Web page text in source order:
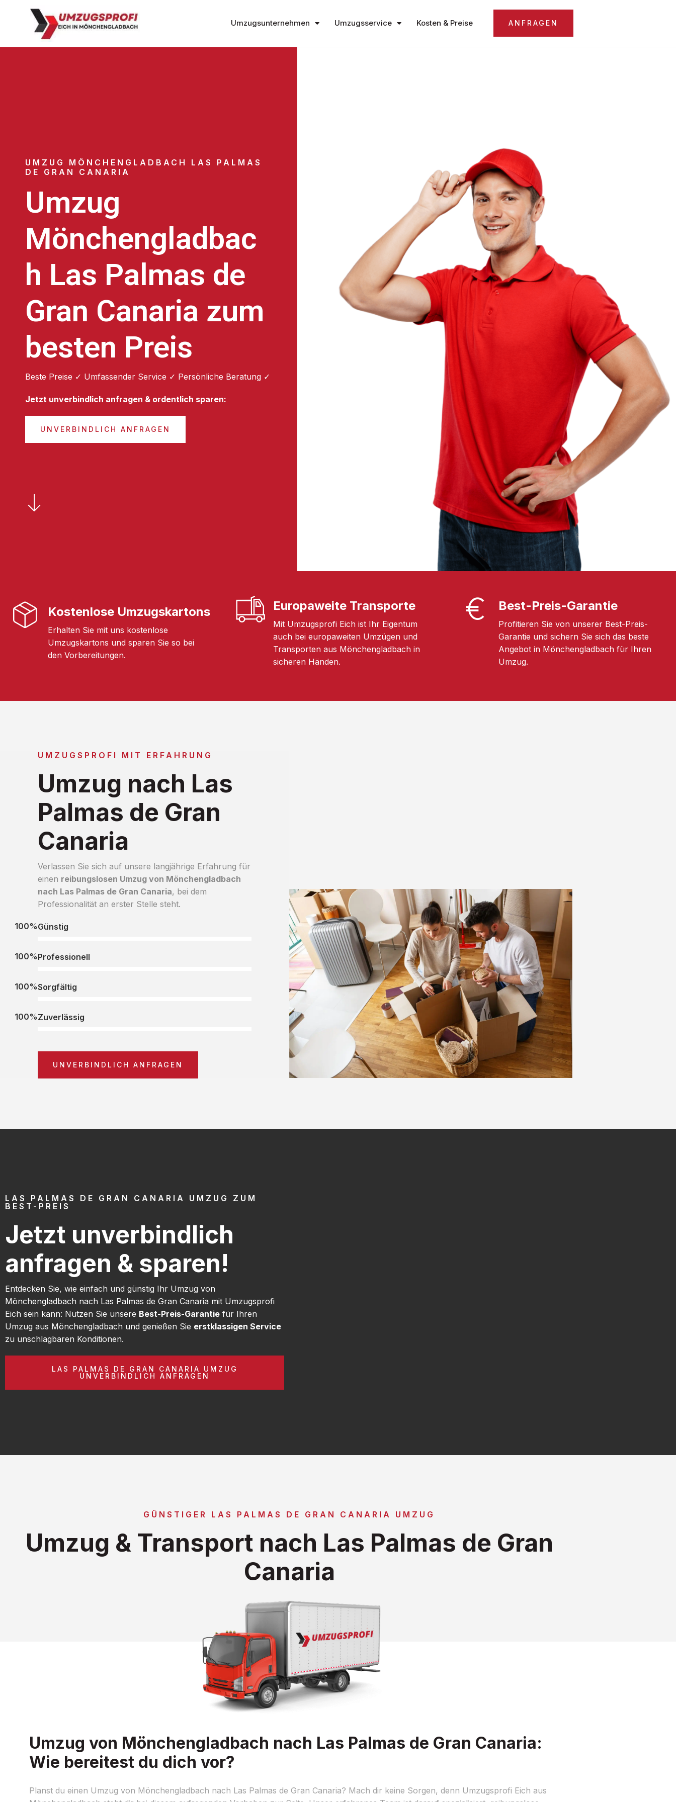
Umzugsunternehmen Umzugsservice Kosten & Preise ANFRAGEN
UMZUG MÖNCHENGLADBACH LAS PALMAS
DE GRAN CANARIA
Umzug
Mönchengladbac
h Las Palmas de
Gran Canaria zum
besten Preis
Beste Preise ✓ Umfassender Service ✓ Persönliche Beratung ✓
Jetzt unverbindlich anfragen & ordentlich sparen:
UNVERBINDLICH ANFRAGEN
Kostenlose Umzugskartons
Erhalten Sie mit uns kostenlose
Umzugskartons und sparen Sie so bei
den Vorbereitungen.
Europaweite Transporte
Mit Umzugsprofi Eich ist Ihr Eigentum
auch bei europaweiten Umzügen und
Transporten aus Mönchengladbach in
sicheren Händen.
Best-Preis-Garantie
Profitieren Sie von unserer Best-Preis-
Garantie und sichern Sie sich das beste
Angebot in Mönchengladbach für Ihren
Umzug.
UMZUGSPROFI MIT ERFAHRUNG
Umzug nach Las
Palmas de Gran
Canaria
Verlassen Sie sich auf unsere langjährige Erfahrung für
einen reibungslosen Umzug von Mönchengladbach
nach Las Palmas de Gran Canaria, bei dem
Professionalität an erster Stelle steht.
Günstig
100%
Professionell
100%
Sorgfältig
100%
Zuverlässig
100%
UNVERBINDLICH ANFRAGEN
LAS PALMAS DE GRAN CANARIA UMZUG ZUM
BEST-PREIS
Jetzt unverbindlich
anfragen & sparen!
Entdecken Sie, wie einfach und günstig Ihr Umzug von
Mönchengladbach nach Las Palmas de Gran Canaria mit Umzugsprofi
Eich sein kann: Nutzen Sie unsere Best-Preis-Garantie für Ihren
Umzug aus Mönchengladbach und genießen Sie erstklassigen Service
zu unschlagbaren Konditionen.
LAS PALMAS DE GRAN CANARIA UMZUG
UNVERBINDLICH ANFRAGEN
GÜNSTIGER LAS PALMAS DE GRAN CANARIA UMZUG
Umzug & Transport nach Las Palmas de Gran
Canaria
Umzug von Mönchengladbach nach Las Palmas de Gran Canaria:
Wie bereitest du dich vor?
Planst du einen Umzug von Mönchengladbach nach Las Palmas de Gran Canaria? Mach dir keine Sorgen, denn Umzugsprofi Eich aus